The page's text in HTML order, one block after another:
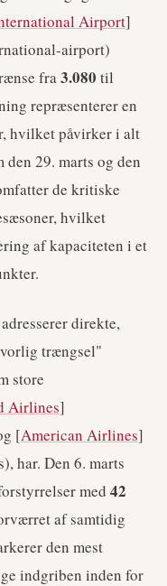
Airport]
airport)
fra3.080 til
repræsenterer en
hvilket påvirker i alt
29. marts og den
de kritiske
hvilket
af kapaciteten i et
direkte,
trængsel"
store
Airlines]
[American Airlines]
har. Den 6. marts
med 42
af samtidig
den mest
indgriben inden for